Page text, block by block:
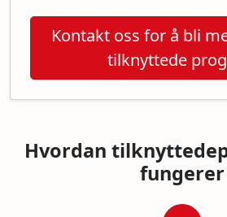
Kontakt oss for å bli
tilknyttede
Hvordan
fungerer